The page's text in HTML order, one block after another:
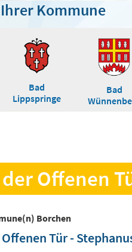
Kommune
Bad
Lippspringe
Bad
Offenen
Borchen
Tür -